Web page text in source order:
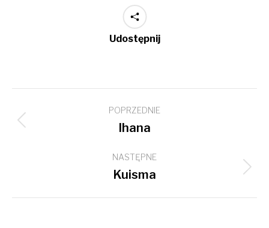
Udostępnij
navigation
POPRZEDNIE
Previous
Ihana
NASTĘPNE
Next
Kuisma